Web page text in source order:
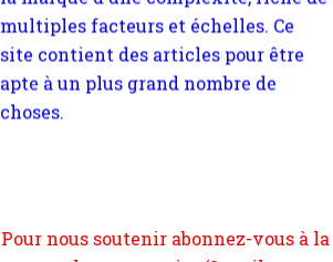
et si vous le pouvez faîtes des liens